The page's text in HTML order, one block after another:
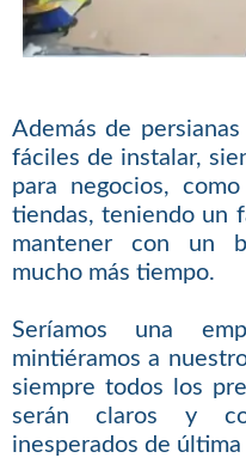
Además de
fáciles de instalar,
para negocios,
tiendas, teniendo un
mantener con un
mucho más tiempo.
Seríamos una
mintiéramos a
siempre todos los
serán claros y
inesperados de última